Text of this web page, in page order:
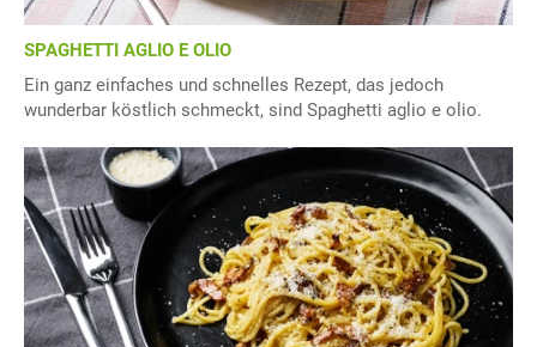
SPAGHETTI AGLIO E OLIO
Ein ganz einfaches und schnelles Rezept, das jedoch
wunderbar köstlich schmeckt, sind Spaghetti aglio e olio.